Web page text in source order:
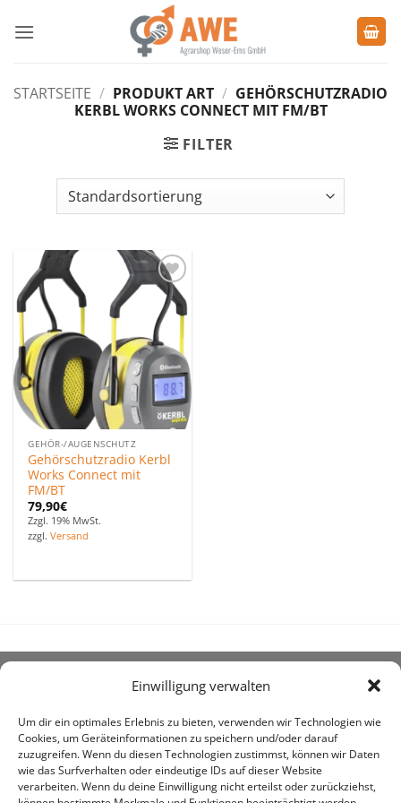
Einwilligung verwalten
Um dir ein optimales Erlebnis zu bieten, verwenden wir Technologien wie
Cookies, um Geräteinformationen zu speichern und/oder darauf
zuzugreifen. Wenn du diesen Technologien zustimmst, können wir Daten
wie das Surfverhalten oder eindeutige IDs auf dieser Website
verarbeiten. Wenn du deine Einwilligung nicht erteilst oder zurückziehst,
Inhalt
STARTSEITE / PRODUKT ART / GEHÖRSCHUTZRADIO
KERBL WORKS CONNECT MIT FM/BT
FILTER
Zu den
Favoriten
hinzufügen
GEHÖR-/AUGENSCHUTZ
Gehörschutzradio Kerbl
Works Connect mit
FM/BT
79,90€
Zzgl. 19% MwSt.
zzgl.Versand